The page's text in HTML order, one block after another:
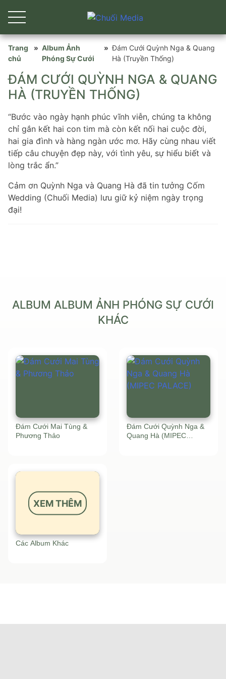
Skip
content
Trang
chủ
» Album Ảnh
Phóng Sự Cưới
»Đám Cưới Quỳnh Nga & Quang
Hà (Truyền Thống)
ĐÁM CƯỚI QUỲNH NGA & QUANG
HÀ (TRUYỀN THỐNG)
“Bước vào ngày hạnh phúc vĩnh viễn, chúng ta không
chỉ gắn kết hai con tim mà còn kết nối hai cuộc đời,
hai gia đình và hàng ngàn ước mơ. Hãy cùng nhau viết
tiếp câu chuyện đẹp này, với tình yêu, sự hiểu biết và
lòng trắc ẩn.”
Cảm ơn Quỳnh Nga và Quang Hà đã tin tưởng Cốm
Wedding (Chuối Media) lưu giữ kỷ niệm ngày trọng
đại!
ALBUM ALBUM ẢNH PHÓNG SỰ CƯỚI
KHÁC
Đám Cưới Mai Tùng &
Phương Thảo
Đám Cưới Quỳnh Nga &
Quang Hà (MIPEC
XEM THÊM
Các Album Khác